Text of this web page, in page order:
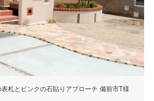
札とピンクの石貼りアプローチ 備前市T様